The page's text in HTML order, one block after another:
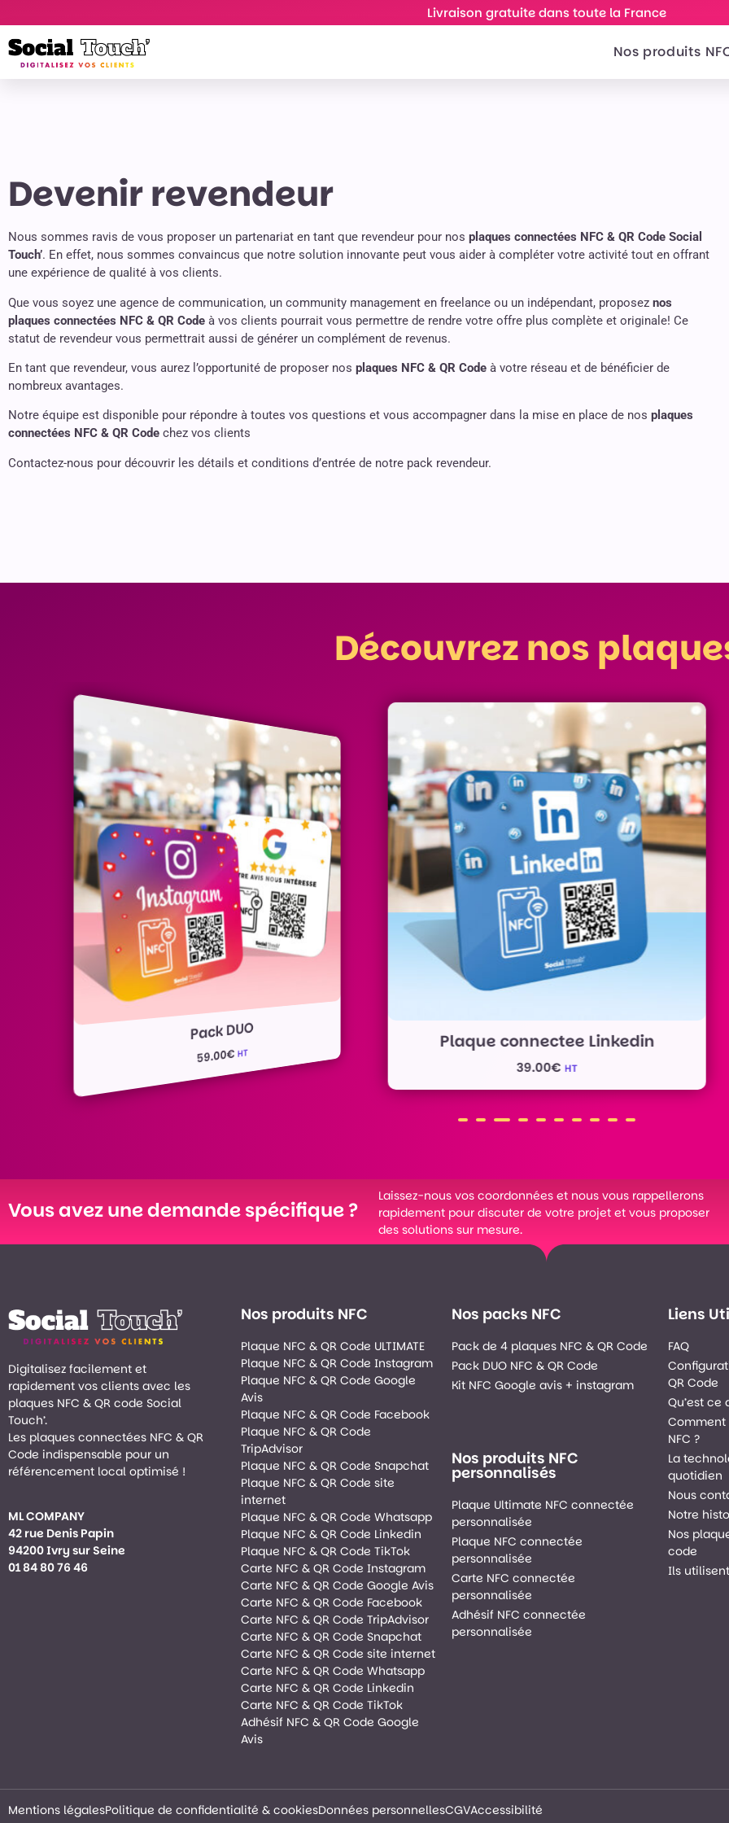
Livraison gratuite dans toute la France
Nos produits
Devenir revendeur
Nous sommes ravis de vous proposer un partenariat en tant que revendeur pour nos plaques connectées NFC & QR Code Social
Touch’. En effet, nous sommes convaincus que notre solution innovante peut vous aider à compléter votre activité tout en offrant
une expérience de qualité à vos clients.
Que vous soyez une agence de communication, un community management en freelance ou un indépendant, proposez nos
plaques connectées NFC & QR Code à vos clients pourrait vous permettre de rendre votre offre plus complète et originale! Ce
statut de revendeur vous permettrait aussi de générer un complément de revenus.
En tant que revendeur, vous aurez l’opportunité de proposer nos plaques NFC & QR Code à votre réseau et de bénéficier de
nombreux avantages.
Notre équipe est disponible pour répondre à toutes vos questions et vous accompagner dans la mise en place de nos plaques
connectées NFC & QR Code chez vos clients
Contactez-nous pour découvrir les détails et conditions d’entrée de notre pack revendeur.
Découvrez nos
Pack DUO
59.00€ HT
Plaque connectee Linkedin
39.00€ HT
Vous avez une demande spécifique ?
Laissez-nous vos coordonnées et nous vous rappellerons
rapidement pour discuter de votre projet et vous proposer
des solutions sur mesure.
Digitalisez facilement et
rapidement vos clients avec les
plaques NFC & QR code Social
Touch’.
Les plaques connectées NFC & QR
Code indispensable pour un
référencement local optimisé !
ML COMPANY
42 rue Denis Papin
94200 Ivry sur Seine
01 84 80 76 46
Nos produits NFC
Plaque NFC & QR Code ULTIMATE
Plaque NFC & QR Code Instagram
Plaque NFC & QR Code Google
Avis
Plaque NFC & QR Code Facebook
Plaque NFC & QR Code
TripAdvisor
Plaque NFC & QR Code Snapchat
Plaque NFC & QR Code site
internet
Plaque NFC & QR Code Whatsapp
Plaque NFC & QR Code Linkedin
Plaque NFC & QR Code TikTok
Carte NFC & QR Code Instagram
Carte NFC & QR Code Google Avis
Carte NFC & QR Code Facebook
Carte NFC & QR Code TripAdvisor
Carte NFC & QR Code Snapchat
Carte NFC & QR Code site internet
Carte NFC & QR Code Whatsapp
Carte NFC & QR Code Linkedin
Carte NFC & QR Code TikTok
Adhésif NFC & QR Code Google
Avis
Nos packs NFC
Pack de 4 plaques NFC & QR Code
Pack DUO NFC & QR Code
Kit NFC Google avis + instagram
Nos produits NFC
personnalisés
Plaque Ultimate NFC connectée
personnalisée
Plaque NFC connectée
personnalisée
Carte NFC connectée
personnalisée
Adhésif NFC connectée
personnalisée
Liens
FAQ
QR Code
Qu’est ce
NFC ?
La
quotidien
Nous
Notre
Nos
code
Ils
Mentions légalesPolitique de confidentialité & cookiesDonnées personnellesCGVAccessibilité